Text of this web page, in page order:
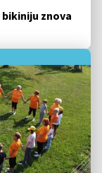
znova